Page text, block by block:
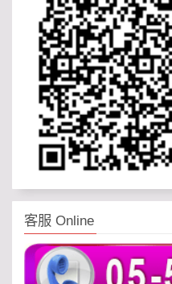
客服 Online